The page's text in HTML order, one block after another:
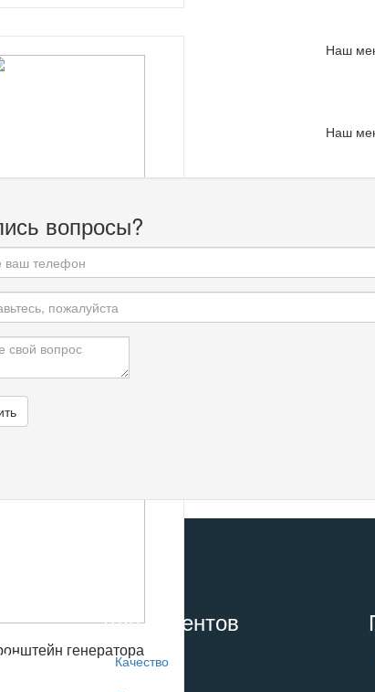
КАПОТА LF SOLANO
0р
Посмотреть
генератора
Наш
Наш
вопросы?
Для клиентов
Качество